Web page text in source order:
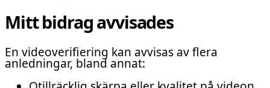
Mitt bidrag avvisades
En videoverifiering kan avvisas av flera
anledningar, bland annat: